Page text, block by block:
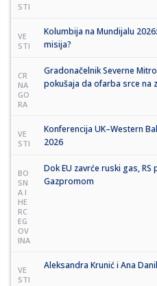
STI
VE
STI
Kolumbija na Mundijalu
misija?
CR
NA
GO
RA
Gradonačelnik Severne
pokušaja da ofarba srce na
VE
STI
Konferencija UK–Western
2026
BO
SN
A I
HE
RC
EG
OV
INA
Dok EU zavrće ruski gas,
Gazpromom
VE
STI
Aleksandra Krunić i Ana